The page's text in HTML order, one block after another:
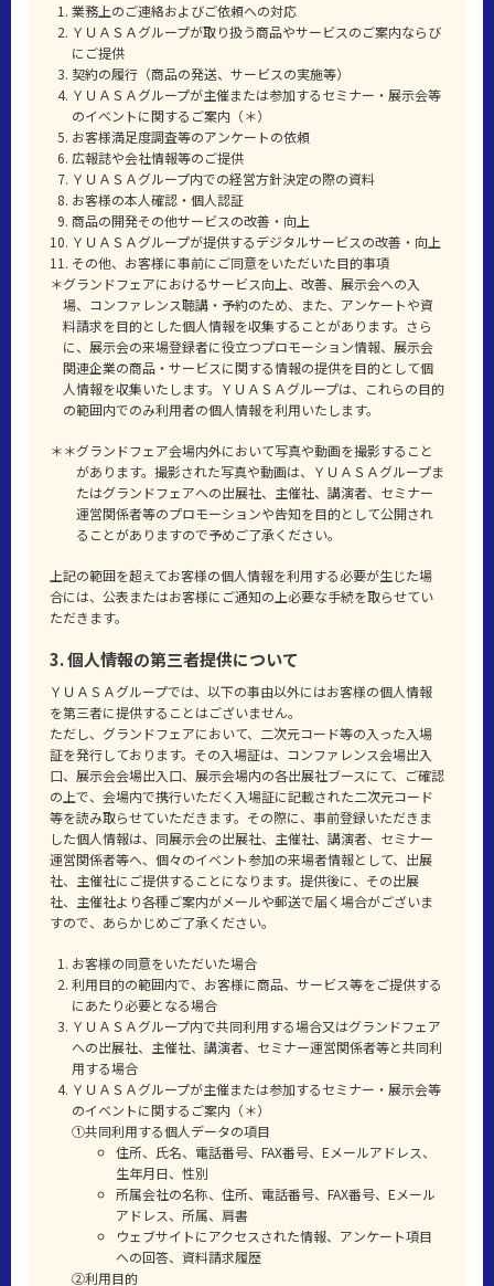
業務上のご連絡およびご依頼への対応
ＹＵＡＳＡグループが取り扱う商品やサービスのご案内ならび
にご提供
契約の履行（商品の発送、サービスの実施等）
ＹＵＡＳＡグループが主催または参加するセミナー・展示会等
のイベントに関するご案内（＊）
お客様満足度調査等のアンケートの依頼
広報誌や会社情報等のご提供
ＹＵＡＳＡグループ内での経営方針決定の際の資料
お客様の本人確認・個人認証
商品の開発その他サービスの改善・向上
ＹＵＡＳＡグループが提供するデジタルサービスの改善・向上
その他、お客様に事前にご同意をいただいた目的事項
＊グランドフェアにおけるサービス向上、改善、展示会への入
場、コンファレンス聴講・予約のため、また、アンケートや資
料請求を目的とした個人情報を収集することがあります。さら
に、展示会の来場登録者に役立つプロモーション情報、展示会
関連企業の商品・サービスに関する情報の提供を目的として個
人情報を収集いたします。ＹＵＡＳＡグループは、これらの目的
の範囲内でのみ利用者の個人情報を利用いたします。
＊＊グランドフェア会場内外において写真や動画を撮影すること
があります。撮影された写真や動画は、ＹＵＡＳＡグループま
たはグランドフェアへの出展社、主催社、講演者、セミナー
運営関係者等のプロモーションや告知を目的として公開され
ることがありますので予めご了承ください。
上記の範囲を超えてお客様の個人情報を利用する必要が生じた場
合には、公表またはお客様にご通知の上必要な手続を取らせてい
ただきます。
3. 個人情報の第三者提供について
ＹＵＡＳＡグループでは、以下の事由以外にはお客様の個人情報
を第三者に提供することはございません。
ただし、グランドフェアにおいて、二次元コード等の入った入場
証を発行しております。その入場証は、コンファレンス会場出入
口、展示会会場出入口、展示会場内の各出展社ブースにて、ご確認
の上で、会場内で携行いただく入場証に記載された二次元コード
等を読み取らせていただきます。その際に、事前登録いただきま
した個人情報は、同展示会の出展社、主催社、講演者、セミナー
運営関係者等へ、個々のイベント参加の来場者情報として、出展
社、主催社にご提供することになります。提供後に、その出展
社、主催社より各種ご案内がメールや郵送で届く場合がございま
すので、あらかじめご了承ください。
お客様の同意をいただいた場合
利用目的の範囲内で、お客様に商品、サービス等をご提供する
にあたり必要となる場合
ＹＵＡＳＡグループ内で共同利用する場合又はグランドフェア
への出展社、主催社、講演者、セミナー運営関係者等と共同利
用する場合
ＹＵＡＳＡグループが主催または参加するセミナー・展示会等
のイベントに関するご案内（＊）
①共同利用する個人データの項目
住所、氏名、電話番号、FAX番号、Eメールアドレス、
生年月日、性別
所属会社の名称、住所、電話番号、FAX番号、Eメール
アドレス、所属、肩書
ウェブサイトにアクセスされた情報、アンケート項目
への回答、資料請求履歴
②利用目的